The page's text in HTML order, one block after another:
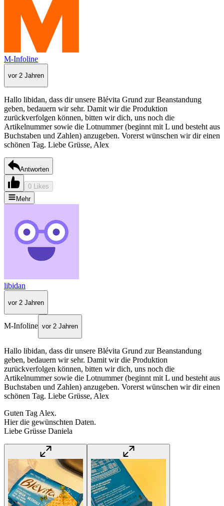
M-Infoline
vor 2 Jahren
Hallo libidan, dass dir unsere Blévita Grund zur Beanstandung
geben, bedauern wir sehr. Damit wir die Produktion
zurückverfolgen können, bitten wir dich, uns noch die
Artikelnummer sowie die Lotnummer (beginnt mit L und besteht aus
Buchstaben und Zahlen) anzugeben. Vorerst wünschen wir dir einen
schönen Tag. Liebe Grüsse, Alex
Antworten
0 Likes
Mehr
libidan
vor 2 Jahren
M-Infoline vor 2 Jahren
Hallo libidan, dass dir unsere Blévita Grund zur Beanstandung
geben, bedauern wir sehr. Damit wir die Produktion
zurückverfolgen können, bitten wir dich, uns noch die
Artikelnummer sowie die Lotnummer (beginnt mit L und besteht aus
Buchstaben und Zahlen) anzugeben. Vorerst wünschen wir dir einen
schönen Tag. Liebe Grüsse, Alex
Guten Tag Alex.
Hier die gewünschten Daten.
Liebe Grüsse Daniela